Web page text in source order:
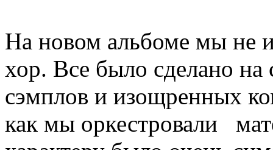
На новом альбоме мы не
хор. Все было сделано
сэмплов и изощренных
как мы оркестровали